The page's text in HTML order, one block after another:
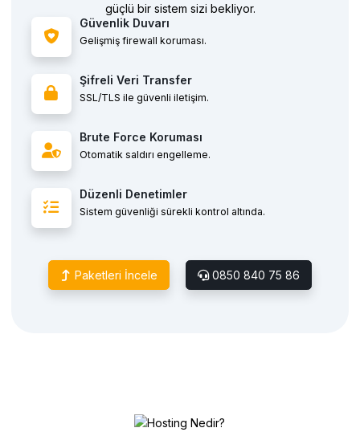
güçlü bir sistem sizi bekliyor.
Güvenlik Duvarı
Gelişmiş firewall koruması.
Şifreli Veri Transfer
SSL/TLS ile güvenli iletişim.
Brute Force Koruması
Otomatik saldırı engelleme.
Düzenli Denetimler
Sistem güvenliği sürekli kontrol altında.
Paketleri İncele 0850 840 75 86